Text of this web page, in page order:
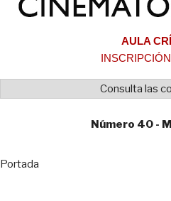
AULA
Consulta las
Número 40 -
Portada